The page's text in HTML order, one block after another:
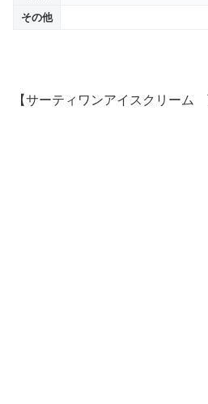
その他
【サーティワンアイスクリーム